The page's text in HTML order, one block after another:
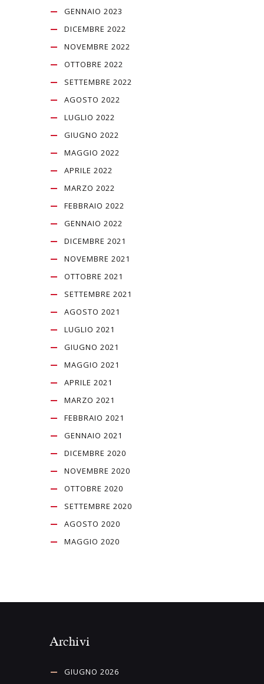
GENNAIO 2023
DICEMBRE 2022
NOVEMBRE 2022
OTTOBRE 2022
SETTEMBRE 2022
AGOSTO 2022
LUGLIO 2022
GIUGNO 2022
MAGGIO 2022
APRILE 2022
MARZO 2022
FEBBRAIO 2022
GENNAIO 2022
DICEMBRE 2021
NOVEMBRE 2021
OTTOBRE 2021
SETTEMBRE 2021
AGOSTO 2021
LUGLIO 2021
GIUGNO 2021
MAGGIO 2021
APRILE 2021
MARZO 2021
FEBBRAIO 2021
GENNAIO 2021
DICEMBRE 2020
NOVEMBRE 2020
OTTOBRE 2020
SETTEMBRE 2020
AGOSTO 2020
MAGGIO 2020
Archivi
GIUGNO 2026